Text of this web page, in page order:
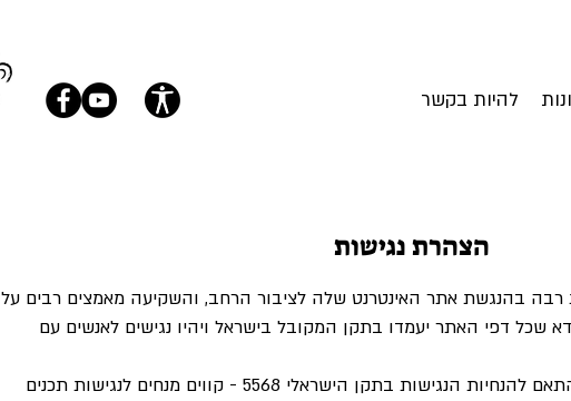
להיות בקשר
הצהרת נגישות
בהנגשת אתר האינטרנט שלה לציבור הרחב, והשקיעה מאמצים רבים על
שכל דפי האתר יעמדו בתקן המקובל בישראל ויהיו נגישים לאנשים עם
אתר השוברטיאדה הישראלית נבדק בהתאם להנחיות הנגישות בתקן הישראלי 5568 - קווים מנחים לנגישות תכנים